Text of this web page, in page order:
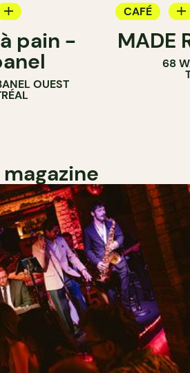
pain -
OUEST
CAFÉ
PÂTISSERIE
MADE
68
magazine